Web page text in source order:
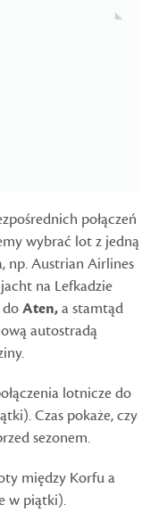
połączeń
wybrać lot z jedną
np. Austrian Airlines
na Lefkadzie
Aten,a stamtąd
autostradą
lotnicze do
Czas pokaże, czy
sezonem.
między Korfu a
w piątki).